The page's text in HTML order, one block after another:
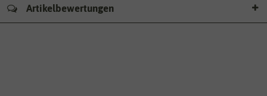
Artikelbewertungen